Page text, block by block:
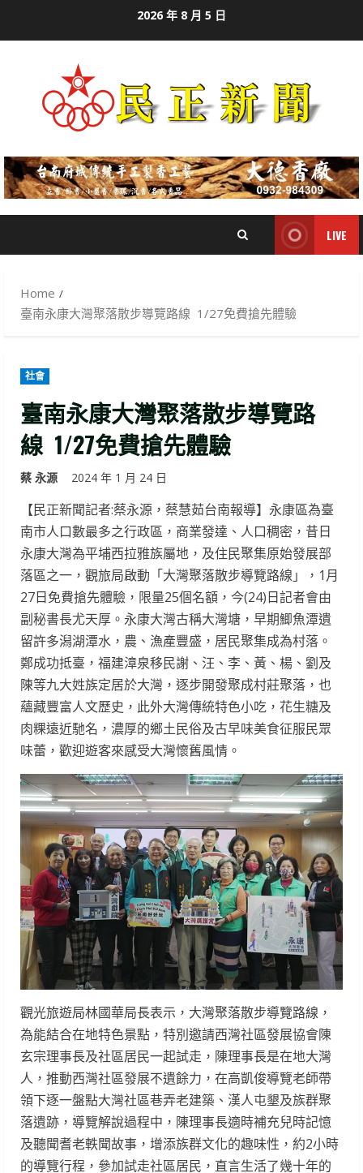
2026 年 8 月 5 日
LIVE
Home
臺南永康大灣聚落散步導覽路線 1/27免費搶先體驗
社會
臺南永康大灣聚落散步導覽路
線 1/27免費搶先體驗
蔡 永源 2024 年 1 月 24 日
【民正新聞記者:蔡永源，蔡慧茹台南報導】永康區為臺
南市人口數最多之行政區，商業發達、人口稠密，昔日
永康大灣為平埔西拉雅族屬地，及住民聚集原始發展部
落區之一，觀旅局啟動「大灣聚落散步導覽路線」，1月
27日免費搶先體驗，限量25個名額，今(24)日記者會由
副秘書長尤天厚。永康大灣古稱大灣塘，早期鯽魚潭遺
留許多潟湖潭水，農、漁產豐盛，居民聚集成為村落。
鄭成功抵臺，福建漳泉移民謝、汪、李、黃、楊、劉及
陳等九大姓族定居於大灣，逐步開發聚成村莊聚落，也
蘊藏豐富人文歷史，此外大灣傳統特色小吃，花生糖及
肉粿遠近馳名，濃厚的鄉土民俗及古早味美食征服民眾
味蕾，歡迎遊客來感受大灣懷舊風情。
觀光旅遊局林國華局長表示，大灣聚落散步導覽路線，
為能結合在地特色景點，特別邀請西灣社區發展協會陳
玄宗理事長及社區居民一起試走，陳理事長是在地大灣
人，推動西灣社區發展不遺餘力，在高凱俊導覽老師帶
領下逐一盤點大灣社區巷弄老建築、漢人屯墾及族群聚
落遺跡，導覽解說過程中，陳理事長適時補充兒時記憶
及聽聞耆老軼聞故事，增添族群文化的趣味性，約2小時
的導覽行程，參加試走社區居民，直言生活了幾十年的